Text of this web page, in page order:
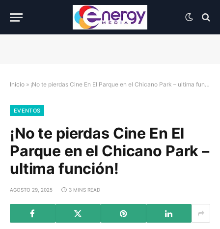
Inicio » ¡No te pierdas Cine En El Parque en el Chicano Park – ultima función!
EVENTOS
¡No te pierdas Cine En El
Parque en el Chicano Park –
ultima función!
AGOSTO 29, 2025 3 MINS READ